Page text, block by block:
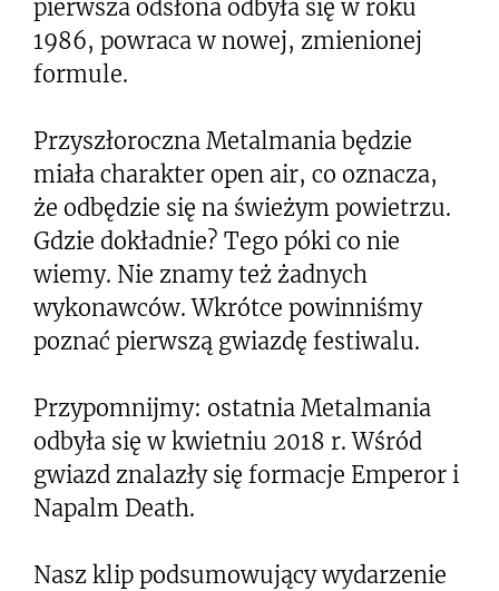
pierwsza odsłona odbyła się w roku
1986, powraca w nowej, zmienionej
formule.
Przyszłoroczna Metalmania będzie
miała charakter open air, co oznacza,
że odbędzie się na świeżym powietrzu.
Gdzie dokładnie? Tego póki co nie
wiemy. Nie znamy też żadnych
wykonawców. Wkrótce powinniśmy
poznać pierwszą gwiazdę festiwalu.
Przypomnijmy: ostatnia Metalmania
odbyła się w kwietniu 2018 r. Wśród
gwiazd znalazły się formacje Emperor i
Napalm Death.
Nasz klip podsumowujący wydarzenie